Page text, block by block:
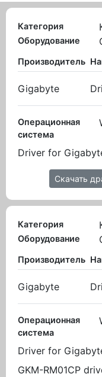
Категория
Оборудование
Производитель
Gigabyte
Операционная
система
Driver for
Скачать
Категория
Оборудование
Производитель
Gigabyte
Операционная
система
Driver for
GKM-RM01CP